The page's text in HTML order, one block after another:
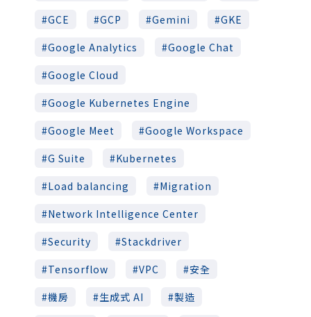
GCE
GCP Gemini
GKE
Google Analytics
Google Chat
Google Cloud
Google Kubernetes Engine
Google Meet
Google Workspace
G Suite
Kubernetes
Load balancing
Migration
Network Intelligence Center
Security
Stackdriver
Tensorflow
VPC
安全
機房
生成式 AI
製造